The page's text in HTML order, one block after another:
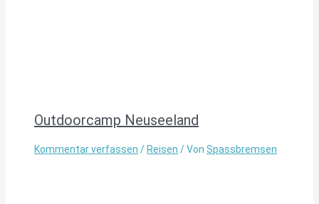
Outdoorcamp Neuseeland
Kommentar verfassen / Reisen / Von Spassbremsen